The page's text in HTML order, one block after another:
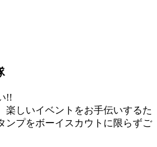
!!
楽しいイベントをお手伝いするた
ンプをボーイスカウトに限らずご